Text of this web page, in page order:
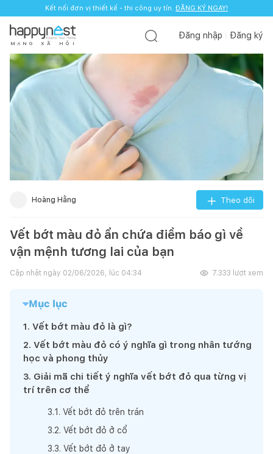
Kết nối đơn vị thiết kế - thi công uy tín. ĐĂNG KÝ NGAY!
M Ạ N G X Ã H Ộ I
Đăng nhập Đăng ký
Hoàng Hằng Theo dõi
Vết bớt màu đỏ ẩn chứa điềm báo gì về
vận mệnh tương lai của bạn
Cập nhật ngày 02/06/2026, lúc 04:34 7.333 lượt xem
Mục lục
1. Vết bớt màu đỏ là gì?
2. Vết bớt màu đỏ có ý nghĩa gì trong nhân tướng
học và phong thủy
3. Giải mã chi tiết ý nghĩa vết bớt đỏ qua từng vị
trí trên cơ thể
3.1 . Vết bớt đỏ trên trán
3.2. Vết bớt đỏ ở cổ
3.3. Vết bớt đỏ ở tay